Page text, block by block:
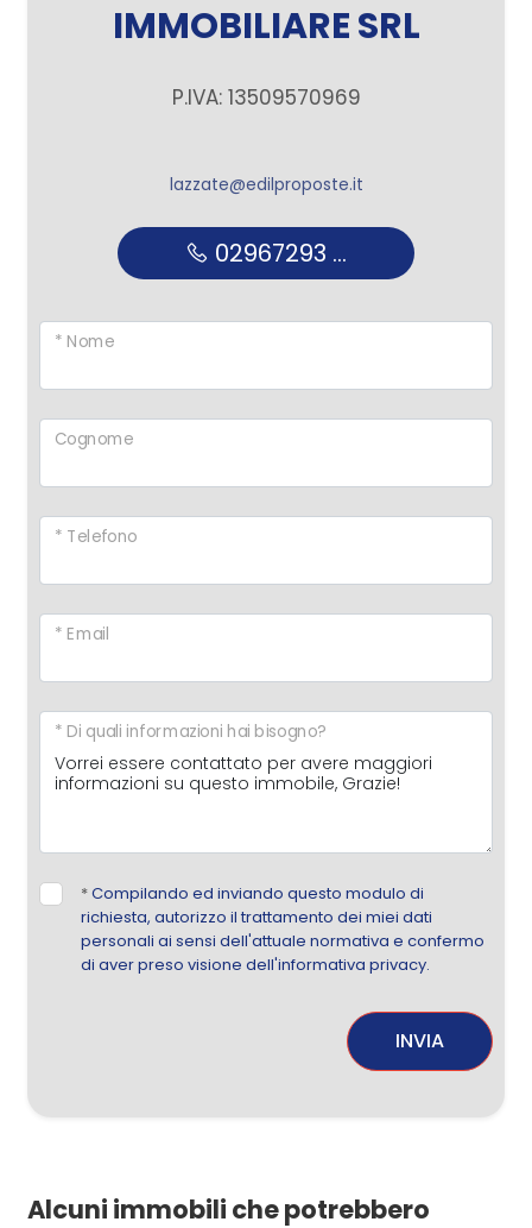
IMMOBILIARE SRL
P.IVA: 13509570969
lazzate@edilproposte.it
02967293 ...
* Nome
Cognome
* Telefono
* Email
* Di quali informazioni hai bisogno?
*Compilando ed inviando questo modulo di
richiesta, autorizzo il trattamento dei miei dati
personali ai sensi dell'attuale normativa e confermo
di aver preso visione dell'informativa privacy.
INVIA
Alcuni immobili che potrebbero